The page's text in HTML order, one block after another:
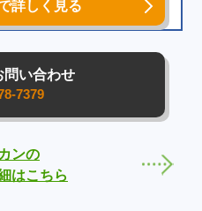
詳しく見る
問い合わせ
7379
ンの
はこちら